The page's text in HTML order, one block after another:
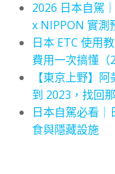
2026 日本自駕
x NIPPON 實測
日本 ETC 使用
費用一次搞懂（
【東京上野】
到 2023，找回
日本自駕必看｜
食與隱藏設施